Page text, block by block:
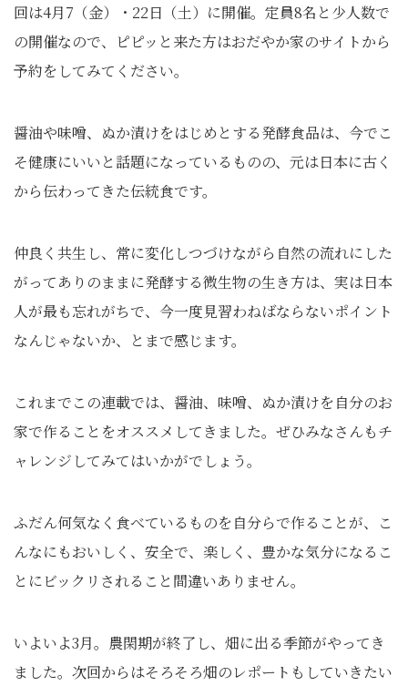
回は4月7（金）・22日（土）に開催。定員8名と少人数で
の開催なので、ピピッと来た方はおだやか家のサイトから
予約をしてみてください。
醤油や味噌、ぬか漬けをはじめとする発酵食品は、今でこ
そ健康にいいと話題になっているものの、元は日本に古く
から伝わってきた伝統食です。
仲良く共生し、常に変化しつづけながら自然の流れにした
がってありのままに発酵する微生物の生き方は、実は日本
人が最も忘れがちで、今一度見習わねばならないポイント
なんじゃないか、とまで感じます。
これまでこの連載では、醤油、味噌、ぬか漬けを自分のお
家で作ることをオススメしてきました。ぜひみなさんもチ
ャレンジしてみてはいかがでしょう。
ふだん何気なく食べているものを自分らで作ることが、こ
んなにもおいしく、安全で、楽しく、豊かな気分になるこ
とにビックリされること間違いありません。
いよいよ3月。農閑期が終了し、畑に出る季節がやってき
ました。次回からはそろそろ畑のレポートもしていきたい